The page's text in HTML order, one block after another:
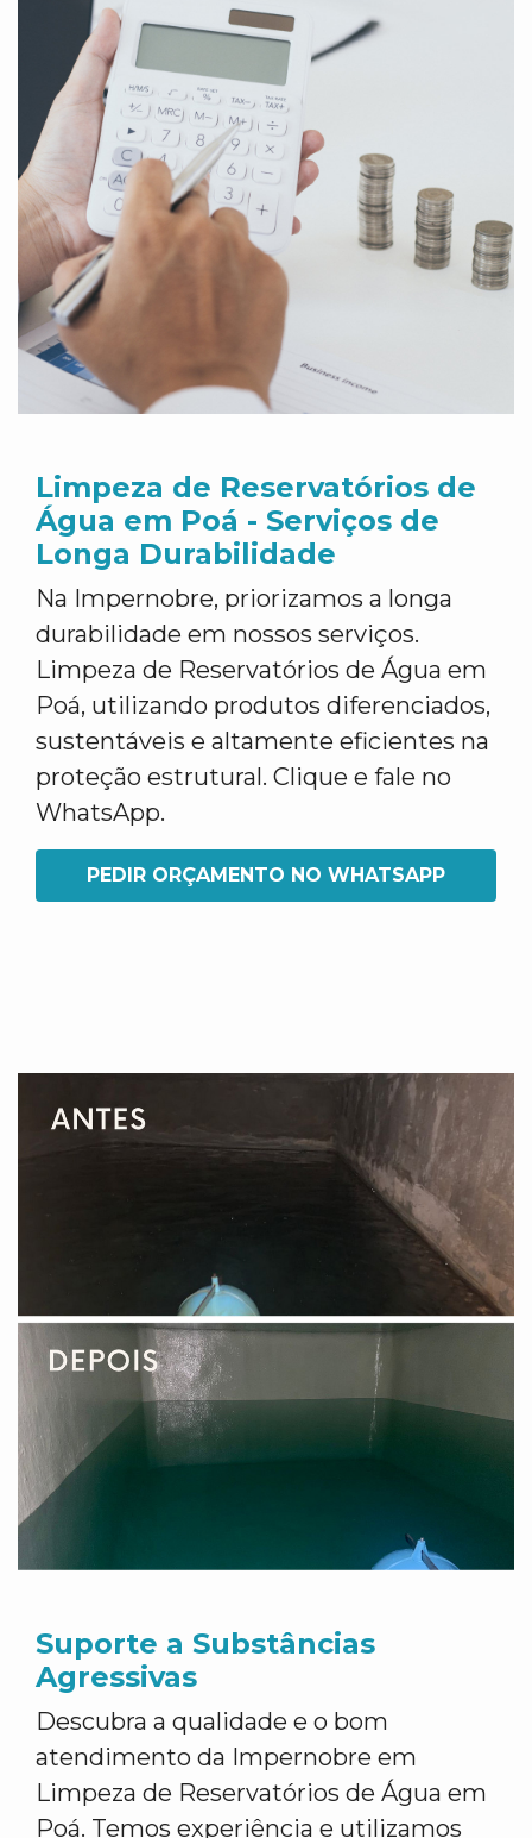
Limpeza de Reservatórios de
Água em Poá - Serviços de
Longa Durabilidade
Na Impernobre, priorizamos a longa
durabilidade em nossos serviços.
Limpeza de Reservatórios de Água em
Poá, utilizando produtos diferenciados,
sustentáveis e altamente eficientes na
proteção estrutural. Clique e fale no
WhatsApp.
PEDIR ORÇAMENTO NO WHATSAPP
Suporte a Substâncias
Agressivas
Descubra a qualidade e o bom
atendimento da Impernobre em
Limpeza de Reservatórios de Água em
Poá. Temos experiência e utilizamos